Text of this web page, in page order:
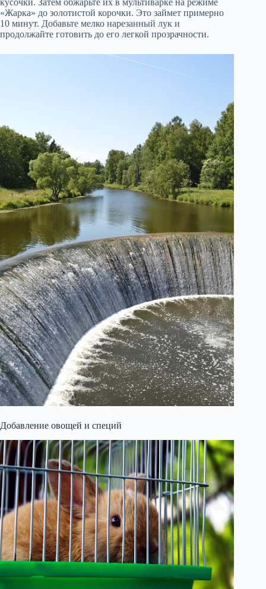
кусочки. Затем обжарьте их в мультиварке на режиме
«Жарка» до золотистой корочки. Это займет примерно
10 минут. Добавьте мелко нарезанный лук и
продолжайте готовить до его легкой прозрачности.
Добавление овощей и специй